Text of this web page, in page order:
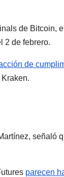
de Bitcoin,
2 de febrero.
de
señaló
parecen